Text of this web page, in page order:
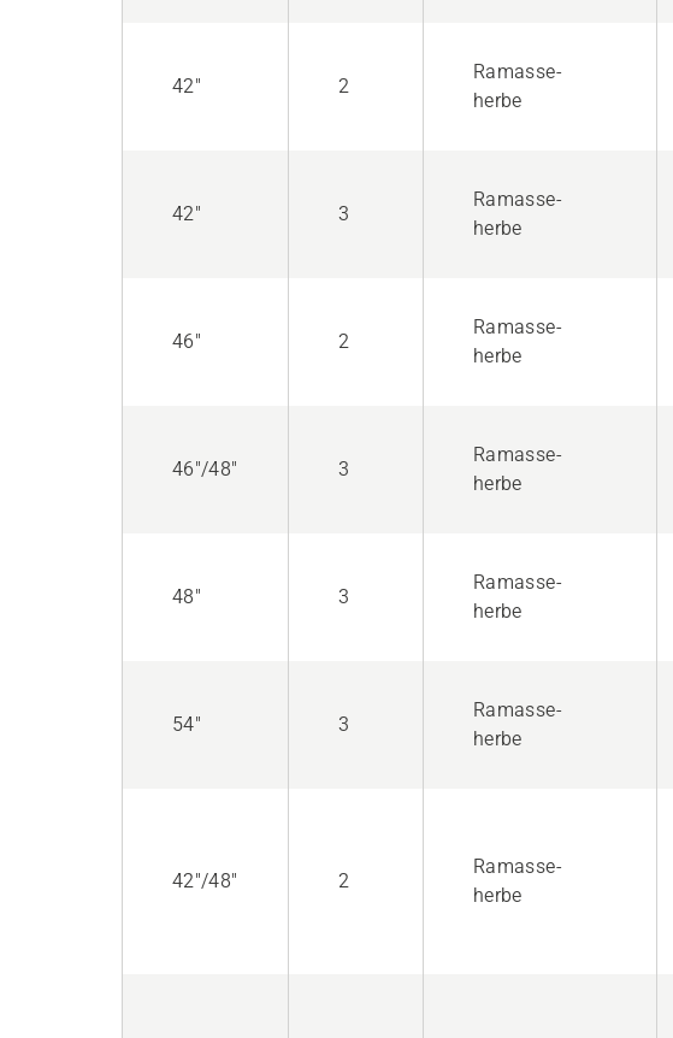
42" 2
Ramasse-
herbe
42" 3
Ramasse-
herbe
46" 2
Ramasse-
herbe
46"/48" 3
Ramasse-
herbe
48" 3
Ramasse-
herbe
54" 3
Ramasse-
herbe
42"/48" 2
Ramasse-
herbe